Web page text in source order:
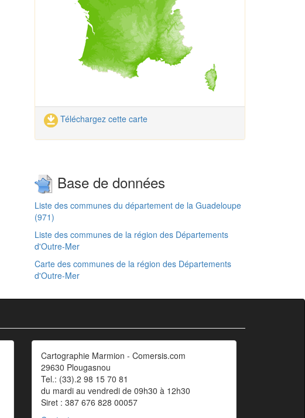
Téléchargez cette carte
Base de données
Liste des communes du département de la Guadeloupe
(971)
Liste des communes de la région des Départements
d'Outre-Mer
Carte des communes de la région des Départements
d'Outre-Mer
Cartographie Marmion - Comersis.com
29630 Plougasnou
Tel.: (33).2 98 15 70 81
du mardi au vendredi de 09h30 à 12h30
Siret : 387 676 828 00057